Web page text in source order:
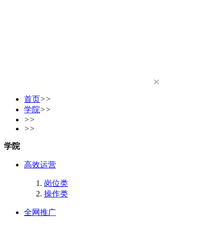
首页>>
学院>>
>>
>>
学院
高效运营
岗位类
操作类
全网推广